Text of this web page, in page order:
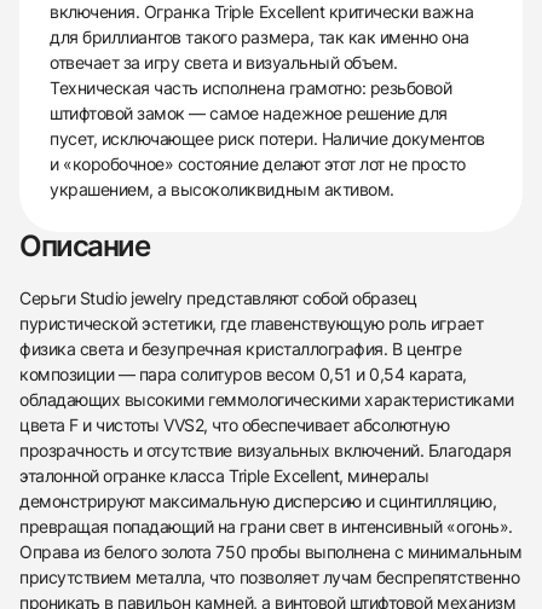
включения. Огранка Triple Excellent критически важна
для бриллиантов такого размера, так как именно она
отвечает за игру света и визуальный объем.
Техническая часть исполнена грамотно: резьбовой
штифтовой замок — самое надежное решение для
пусет, исключающее риск потери. Наличие документов
и «коробочное» состояние делают этот лот не просто
украшением, а высоколиквидным активом.
Описание
Серьги Studio jewelry представляют собой образец
пуристической эстетики, где главенствующую роль играет
физика света и безупречная кристаллография. В центре
композиции — пара солитуров весом 0,51 и 0,54 карата,
обладающих высокими геммологическими характеристиками
цвета F и чистоты VVS2, что обеспечивает абсолютную
прозрачность и отсутствие визуальных включений. Благодаря
эталонной огранке класса Triple Excellent, минералы
демонстрируют максимальную дисперсию и сцинтилляцию,
превращая попадающий на грани свет в интенсивный «огонь».
Оправа из белого золота 750 пробы выполнена с минимальным
присутствием металла, что позволяет лучам беспрепятственно
проникать в павильон камней, а винтовой штифтовой механизм